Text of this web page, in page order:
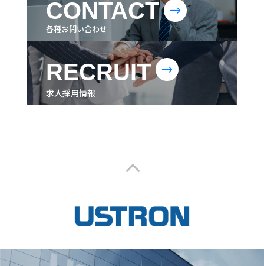
$
CONTACT
各種お問い合わせ
$
RECRUIT
求人採用情報
2